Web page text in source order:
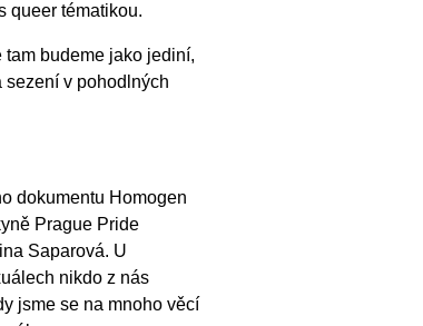
queer tématikou.
budeme jako jediní,
sezení v pohodlných
dokumentu Homogen
Prague Pride
Saparová. U
nikdo z nás
jsme se na mnoho věcí